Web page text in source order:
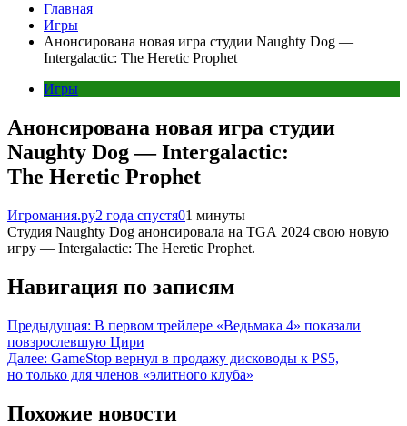
Главная
Игры
Анонсирована новая игра студии Naughty Dog —
Intergalactic: The Heretic Prophet
Игры
Анонсирована новая игра студии
Naughty Dog — Intergalactic:
The Heretic Prophet
Игромания.ру2 года спустя01 минуты
Студия Naughty Dog анонсировала на TGA 2024 свою новую
игру — Intergalactic: The Heretic Prophet.
Навигация по записям
Предыдущая: В первом трейлере «Ведьмака 4» показали
повзрослевшую Цири
Далее: GameStop вернул в продажу дисководы к PS5,
но только для членов «элитного клуба»
Похожие новости